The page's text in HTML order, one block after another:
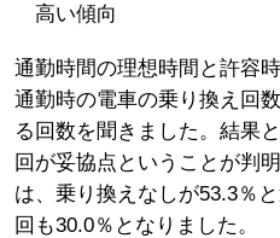
高い傾向
通勤時間の理想時間と許容
通勤時の電車の乗り換え回
る回数を聞きました。結果
回が妥協点ということが判
は、乗り換えなしが53.3％
回も30.0％となりました。